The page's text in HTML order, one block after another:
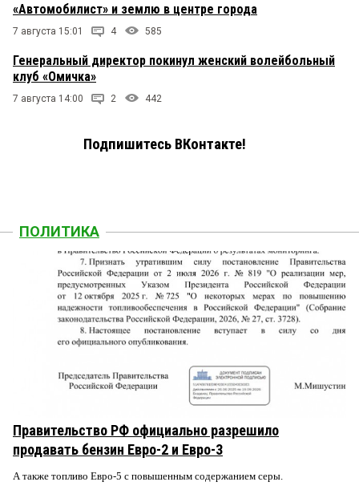
«Автомобилист» и землю в центре города
7 августа 15:01 4 585
Генеральный директор покинул женский волейбольный
клуб «Омичка»
7 августа 14:00 2 442
Подпишитесь ВКонтакте!
ПОЛИТИКА
Правительство РФ официально разрешило
продавать бензин Евро-2 и Евро-3
А также топливо Евро-5 с повышенным содержанием серы.